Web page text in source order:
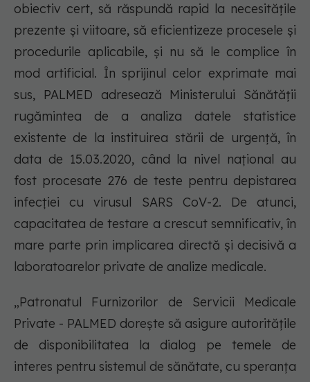
obiectiv cert, să răspundă rapid la necesitățile
prezente și viitoare, să eficientizeze procesele și
procedurile aplicabile, și nu să le complice în
mod artificial. În sprijinul celor exprimate mai
sus, PALMED adresează Ministerului Sănătății
rugămintea de a analiza datele statistice
existente de la instituirea stării de urgență, în
data de 15.03.2020, când la nivel național au
fost procesate 276 de teste pentru depistarea
infecției cu virusul SARS CoV-2. De atunci,
capacitatea de testare a crescut semnificativ, în
mare parte prin implicarea directă și decisivă a
laboratoarelor private de analize medicale.
„Patronatul Furnizorilor de Servicii Medicale
Private - PALMED dorește să asigure autoritățile
de disponibilitatea la dialog pe temele de
interes pentru sistemul de sănătate, cu speranța